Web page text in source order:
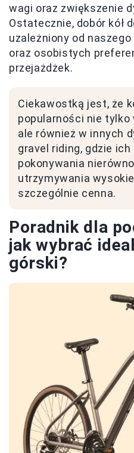
wagi oraz zwiększenie
Ostatecznie, dobór kół
uzależniony od
oraz osobistych
przejażdżek.
Ciekawostką jest, że
popularności nie
ale również w innych
gravel riding, gdzie
pokonywania
utrzymywania
szczególnie cenna.
Poradnik dla
jak wybrać
górski?